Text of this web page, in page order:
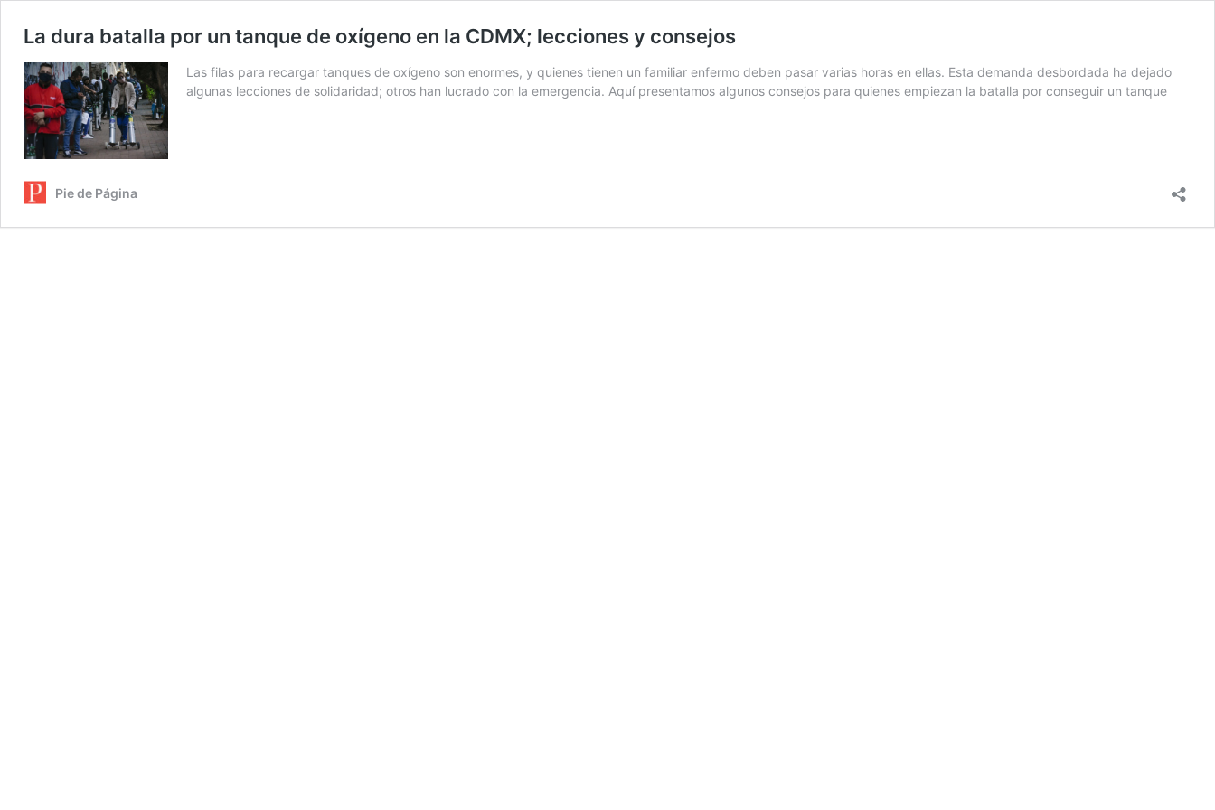
La dura batalla por un tanque de oxígeno en la CDMX; lecciones y consejos
Las filas para recargar tanques de oxígeno son enormes, y quienes tienen un familiar enfermo deben pasar varias horas en ellas. Esta demanda desbordada ha dejado
algunas lecciones de solidaridad; otros han lucrado con la emergencia. Aquí presentamos algunos consejos para quienes empiezan la batalla por conseguir un tanque
Pie de Página